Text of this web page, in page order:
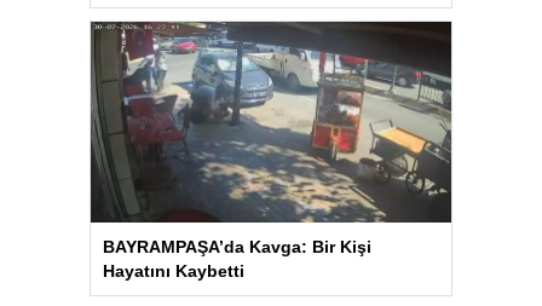
BAYRAMPAŞA’da Kavga: Bir Kişi
Hayatını Kaybetti